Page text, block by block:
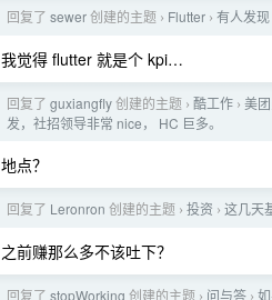
回复了 sewer创建的主题 › Flutter › 有人发
我觉得 flutter 就是个 kpi…
回复了 guxiangfly创建的主题 › 酷工作 › 美
发，社招领导非常 nice， HC 巨多。
地点？
回复了 Leronron 创建的主题 › 投资 › 这几天
之前赚那么多不该吐下？
回复了 stopWorking 创建的主题 › 问与答 ›